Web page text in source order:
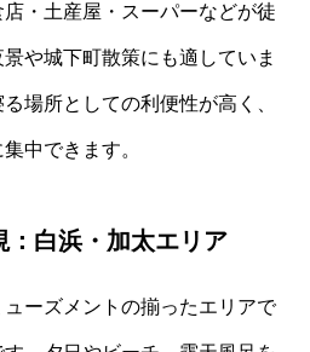
・土産屋・スーパーなどが徒
や城下町散策にも適していま
場所としての利便性が高く、
中できます。
：白浜・加太エリア
ーズメントの揃ったエリアで